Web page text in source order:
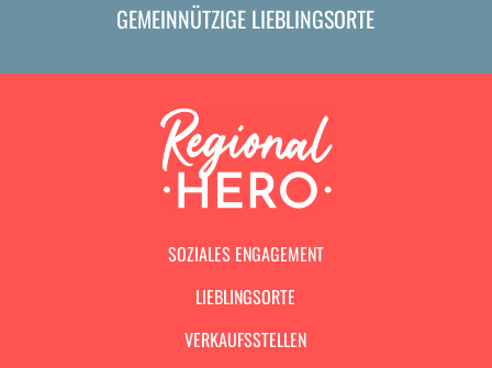
GEMEINNÜTZIGE LIEBLINGSORTE
SOZIALES ENGAGEMENT
LIEBLINGSORTE
VERKAUFSSTELLEN